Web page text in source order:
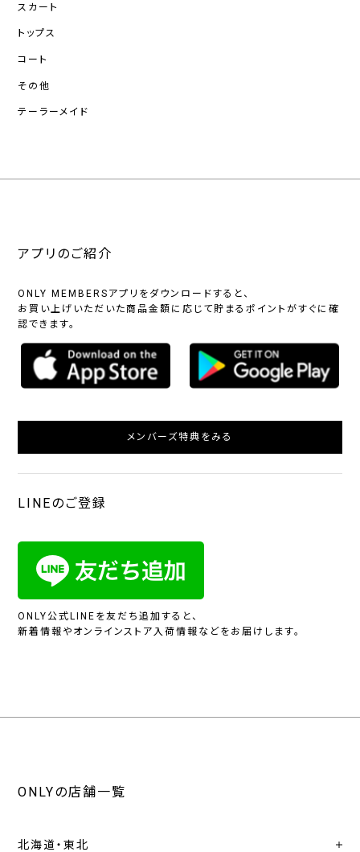
スカート
トップス
コート
その他
テーラーメイド
アプリのご紹介
ONLY MEMBERSアプリをダウンロードすると、
お買い上げいただいた商品金額に応じて貯まるポイントがすぐに確
認できます。
メンバーズ特典をみる
LINEのご登録
ONLY公式LINEを友だち追加すると、
新着情報やオンラインストア入荷情報などをお届けします。
ONLYの店舗一覧
北海道・東北